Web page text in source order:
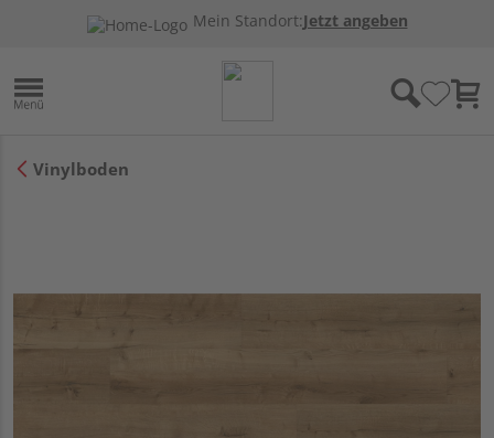
Mein Standort:Jetzt angeben
Vinylboden